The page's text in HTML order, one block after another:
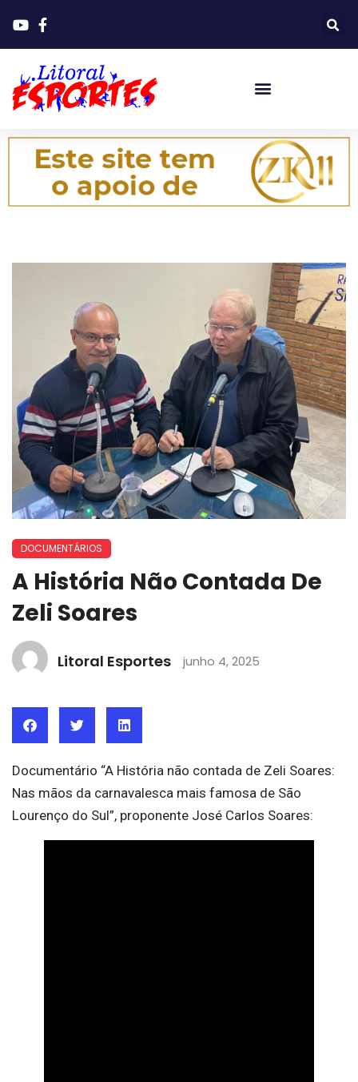
DOCUMENTÁRIOS
A História Não Contada De
Zeli Soares
Litoral Esportes junho 4, 2025
Documentário “A História não contada de Zeli Soares:
Nas mãos da carnavalesca mais famosa de São
Lourenço do Sul”, proponente José Carlos Soares: